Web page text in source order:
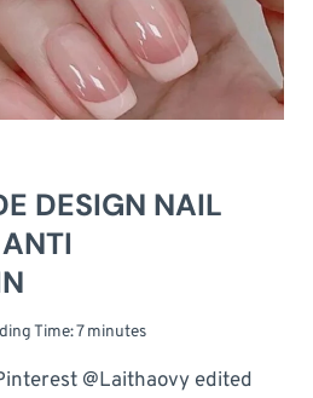
DESIGN NAIL
Time:7minutes
@Laithaovy edited